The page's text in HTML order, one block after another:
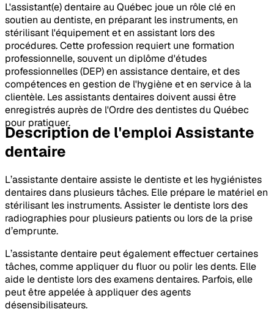
L'assistant(e) dentaire au Québec joue un rôle clé en
soutien au dentiste, en préparant les instruments, en
stérilisant l'équipement et en assistant lors des
procédures. Cette profession requiert une formation
professionnelle, souvent un diplôme d'études
professionnelles (DEP) en assistance dentaire, et des
compétences en gestion de l'hygiène et en service à la
clientèle. Les assistants dentaires doivent aussi être
enregistrés auprès de l'Ordre des dentistes du Québec
pour pratiquer.
Description de l'emploi Assistante
dentaire
L’assistante dentaire assiste le dentiste et les hygiénistes
dentaires dans plusieurs tâches. Elle prépare le matériel en
stérilisant les instruments. Assister le dentiste lors des
radiographies pour plusieurs patients ou lors de la prise
d’emprunte.
L’assistante dentaire peut également effectuer certaines
tâches, comme appliquer du fluor ou polir les dents. Elle
aide le dentiste lors des examens dentaires. Parfois, elle
peut être appelée à appliquer des agents
désensibilisateurs.